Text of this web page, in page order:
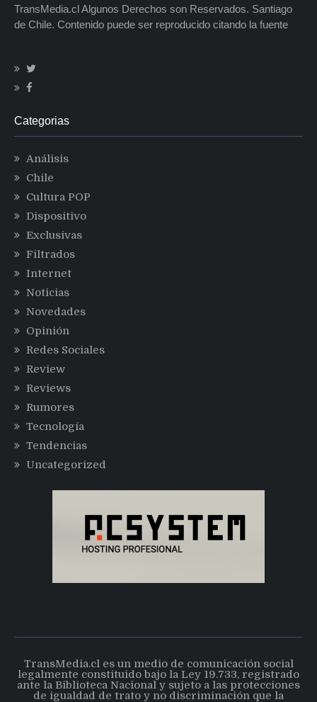
TransMedia.cl Algunos Derechos son Reservados. Santiago
de Chile. Contenido puede ser reproducido citando la fuente
Categorias
Análisis
Chile
Cultura POP
Dispositivo
Exclusivas
Filtrados
Internet
Noticias
Novedades
Opinión
Redes Sociales
Review
Reviews
Rumores
Tecnología
Tendencias
Uncategorized
TransMedia.cl es un medio de comunicación social
legalmente constituido bajo la Ley 19.733, registrado
ante la Biblioteca Nacional y sujeto a las protecciones
de igualdad de trato y no discriminación que la